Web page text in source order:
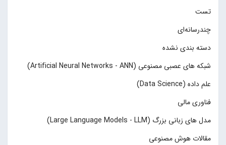
تست
چند‌‌رسانه‌ای
دسته بندی نشده
شبکه های عصبی مصنوعی (Artificial Neural Networks - ANN)
علم داده (Data Science)
فناوری مالی
مدل های زبانی بزرگ (Large Language Models - LLM)
مقالات هوش مصنوعی